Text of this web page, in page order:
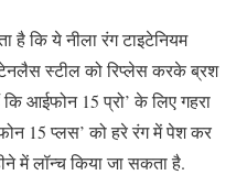
कि ये नीला रंग टाइटेनियम
स्टील को रिप्लेस करके ब्रश
आईफोन 15 प्रो’ के लिए गहरा
15 प्‍लस’ को हरे रंग में पेश कर
में लॉन्च किया जा सकता है.